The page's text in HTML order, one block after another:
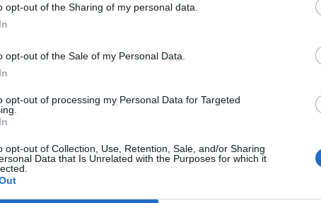
opt-out of the Sharing of my personal data.
opt-out of the Sale of my Personal Data.
opt-out of processing my Personal Data for Targeted
opt-out of Collection, Use, Retention, Sale, and/or Sharing
Data that Is Unrelated with the Purposes for which it
portfolio.hu hírarchívumához tartozik, melynek olvasása
cikkarchívum
elmúlt 2 év napon belüli
Előfizetés